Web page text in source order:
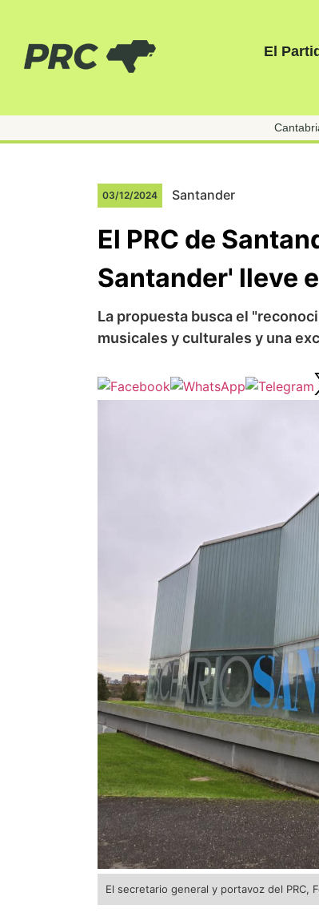
El
03/12/2024 Santander
El PRC de
Santander' lleve
La propuesta busca el
musicales y culturales y una
El secretario general y portavoz del PRC,